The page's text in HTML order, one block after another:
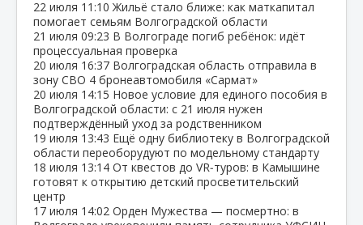
22 июля 11:10 Жильё стало ближе: как маткапитал
помогает семьям Волгоградской области
21 июля 09:23 В Волгограде погиб ребёнок: идёт
процессуальная проверка
20 июля 16:37 Волгоградская область отправила в
зону СВО 4 бронеавтомобиля «Сармат»
20 июля 14:15 Новое условие для единого пособия в
Волгоградской области: с 21 июля нужен
подтверждённый уход за родственником
19 июля 13:43 Ещё одну библиотеку в Волгоградской
области переоборудуют по модельному стандарту
18 июля 13:14 От квестов до VR‑туров: в Камышине
готовят к открытию детский просветительский
центр
17 июля 14:02 Орден Мужества — посмертно: в